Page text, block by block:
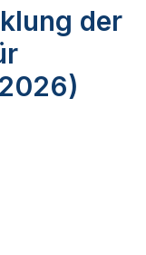
der